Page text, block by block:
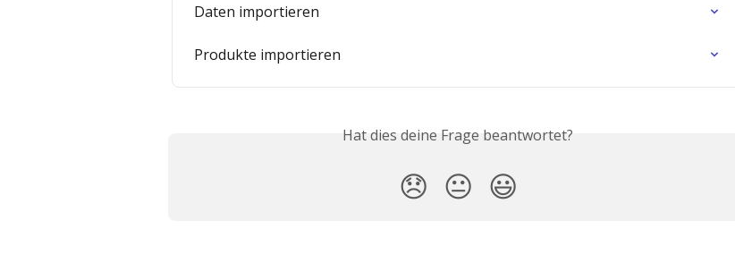
Daten importieren
Produkte importieren
Hat dies deine Frage beantwortet?
😞 😐 😃